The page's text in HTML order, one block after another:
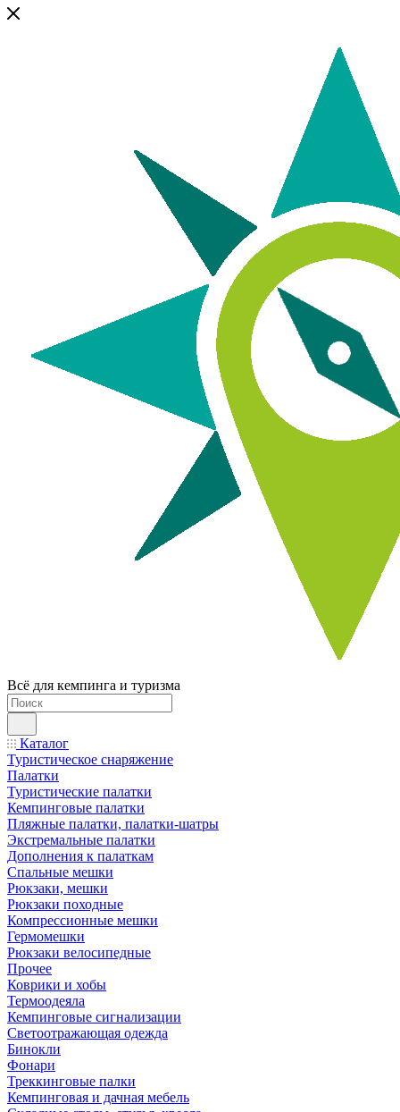
Всё для кемпинга и туризма
Каталог
Туристическое снаряжение
Палатки
Туристические палатки
Кемпинговые палатки
Пляжные палатки, палатки-шатры
Экстремальные палатки
Дополнения к палаткам
Спальные мешки
Рюкзаки, мешки
Рюкзаки походные
Компрессионные мешки
Гермомешки
Рюкзаки велосипедные
Прочее
Коврики и хобы
Термоодеяла
Кемпинговые сигнализации
Светоотражающая одежда
Бинокли
Фонари
Треккинговые палки
Кемпинговая и дачная мебель